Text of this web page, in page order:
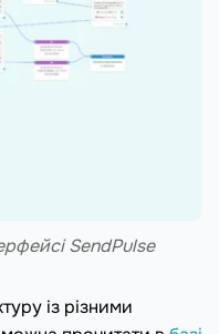
SendPulse
із різними